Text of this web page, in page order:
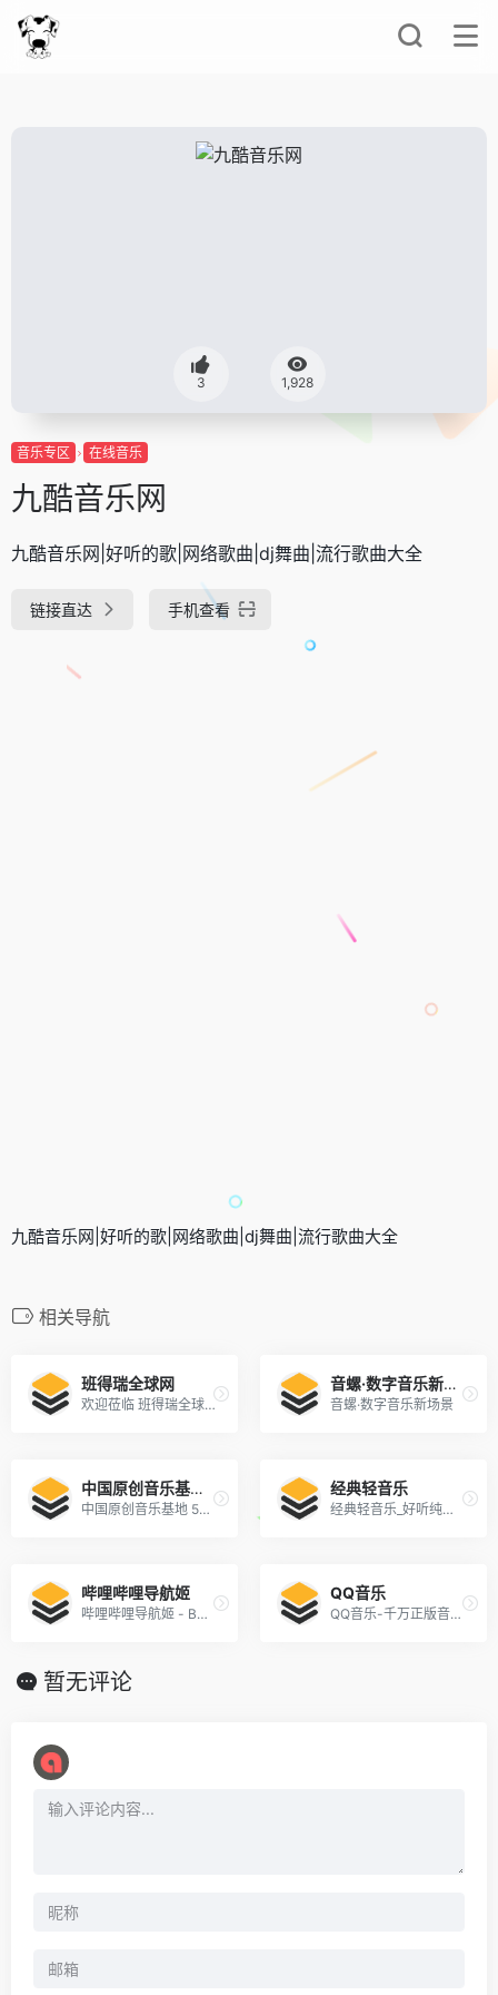
3 1,928
音乐专区 在线音乐
九酷音乐网
九酷音乐网|好听的歌|网络歌曲|dj舞曲|流行歌曲大全
链接直达 手机查看
九酷音乐网|好听的歌|网络歌曲|dj舞曲|流行歌曲大全
相关导航
班得瑞全球网
欢迎莅临 班得瑞全球网 聆听大自然赐于我们的天籁之音 Bandari.Net -
音螺·数字音乐新场景
音螺·数字音乐新场景
中国原创音乐基地 5SING
中国原创音乐基地 5SING
经典轻音乐
经典轻音乐_好听纯音乐_轻音乐博客_银色乐航
哔哩哔哩导航姬
哔哩哔哩导航姬 - B站全攻势 (。・ω・)╭ bilibili
QQ音乐
QQ音乐-千万正版音乐海量无损曲库新歌热歌天天畅听的高品质音乐平台！
暂无评论